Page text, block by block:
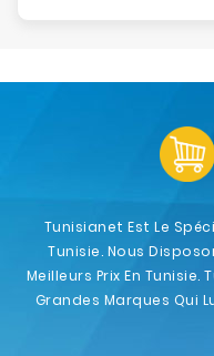
Tunisianet Est Le
Tunisie. Nous
Meilleurs Prix En Tunisie.
Grandes Marques Qui